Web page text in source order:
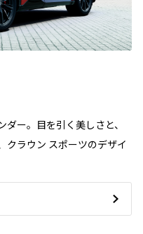
ー。目を引く美しさと、
クラウン スポーツのデザイ